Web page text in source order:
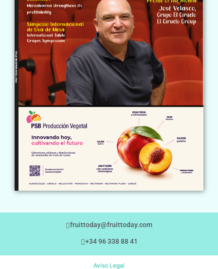
fruittoday@fruittoday.com
+34 96 338 88 41
Aviso Legal